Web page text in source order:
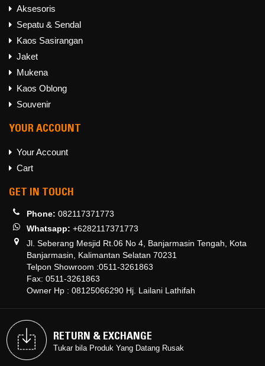
Aksesoris
Sepatu & Sendal
Kaos Sasirangan
Jaket
Mukena
Kaos Oblong
Souvenir
YOUR ACCOUNT
Your Account
Cart
GET IN TOUCH
Phone: 082117371773
Whatsapp: +6282117371773
Jl. Seberang Mesjid Rt.06 No 4, Banjarmasin Tengah, Kota
Banjarmasin, Kalimantan Selatan 70231
Telpon Showroom :0511-3261863
Fax: 0511-3261863
Owner Hp : 08125066290 Hj. Lailani Lathifah
RETURN & EXCHANGE
Tukar bila Produk Yang Datang Rusak
RETURN & EXCHANGE
Tukar bila Produk Yang Datang Rusak